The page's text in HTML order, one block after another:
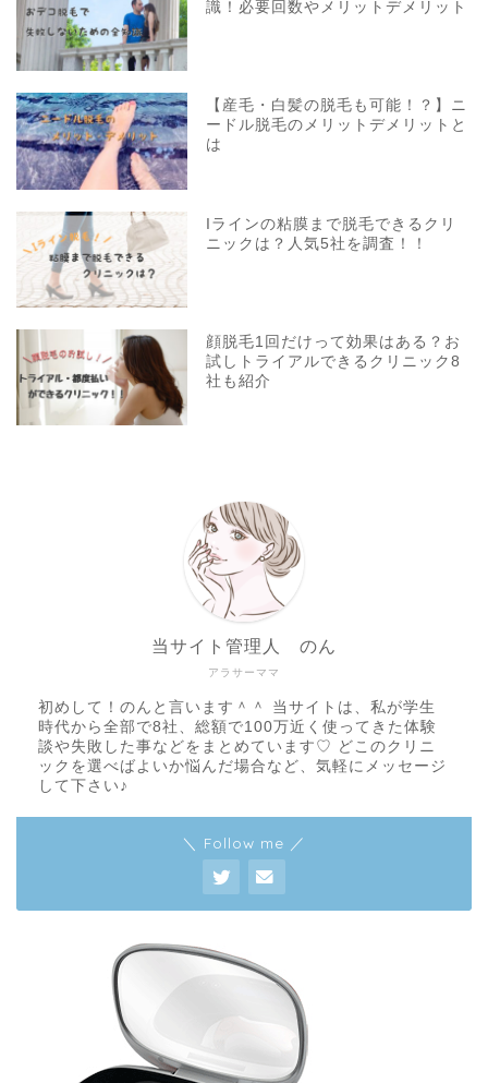
識！必要回数やメリットデメリット
【産毛・白髪の脱毛も可能！？】ニ
ードル脱毛のメリットデメリットと
は
Iラインの粘膜まで脱毛できるクリ
ニックは？人気5社を調査！！
顔脱毛1回だけって効果はある？お
試しトライアルできるクリニック8
社も紹介
アラサーママ
当サイト管理人 のん
初めして！のんと言います＾＾ 当サイトは、私が学生
時代から全部で8社、総額で100万近く使ってきた体験
談や失敗した事などをまとめています♡ どこのクリニ
ックを選べばよいか悩んだ場合など、気軽にメッセージ
して下さい♪
＼ Follow me ／